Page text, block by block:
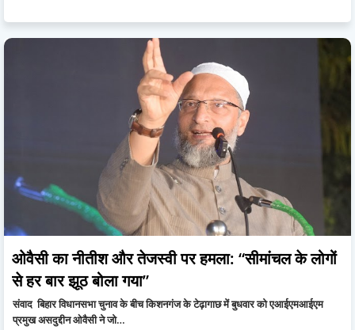
ओवैसी का नीतीश और तेजस्वी पर हमला: “सीमांचल के लोगों
से हर बार झूठ बोला गया”
संवाद बिहार विधानसभा चुनाव के बीच किशनगंज के टेढ़ागाछ में बुधवार को एआईएमआईएम
प्रमुख असदुद्दीन ओवैसी ने जो…